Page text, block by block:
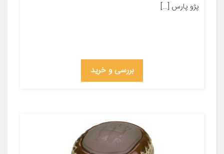
پژو پارس […]
بررسی و خرید